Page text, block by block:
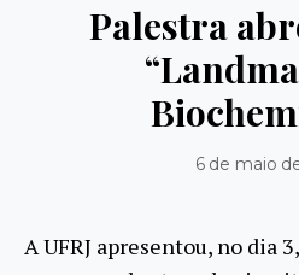
Palestra
6 de maio
A UFRJ apresentou, no dia